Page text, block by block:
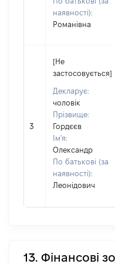
наявності):
Романівна
3
[Не
застосовується]
Декларує:
чоловік
Прізвище:
Гордєєв
Ім'я:
Олександр
По батькові (за
наявності):
Леонідович
13. Фінансові